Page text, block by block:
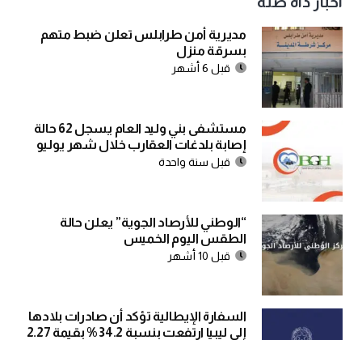
مديرية أمن طرابلس تعلن ضبط متهم
بسرقة منزل
قبل 6 أشهر
مستشفى بني وليد العام يسجل 62 حالة
إصابة بلدغات العقارب خلال شهر يوليو
قبل سنة واحدة
“الوطني للأرصاد الجوية” يعلن حالة
الطقس اليوم الخميس
قبل 10 أشهر
السفارة الإيطالية تؤكد أن صادرات بلادها
إلى ليبيا ارتفعت بنسبة 34.2 % بقيمة 2.27